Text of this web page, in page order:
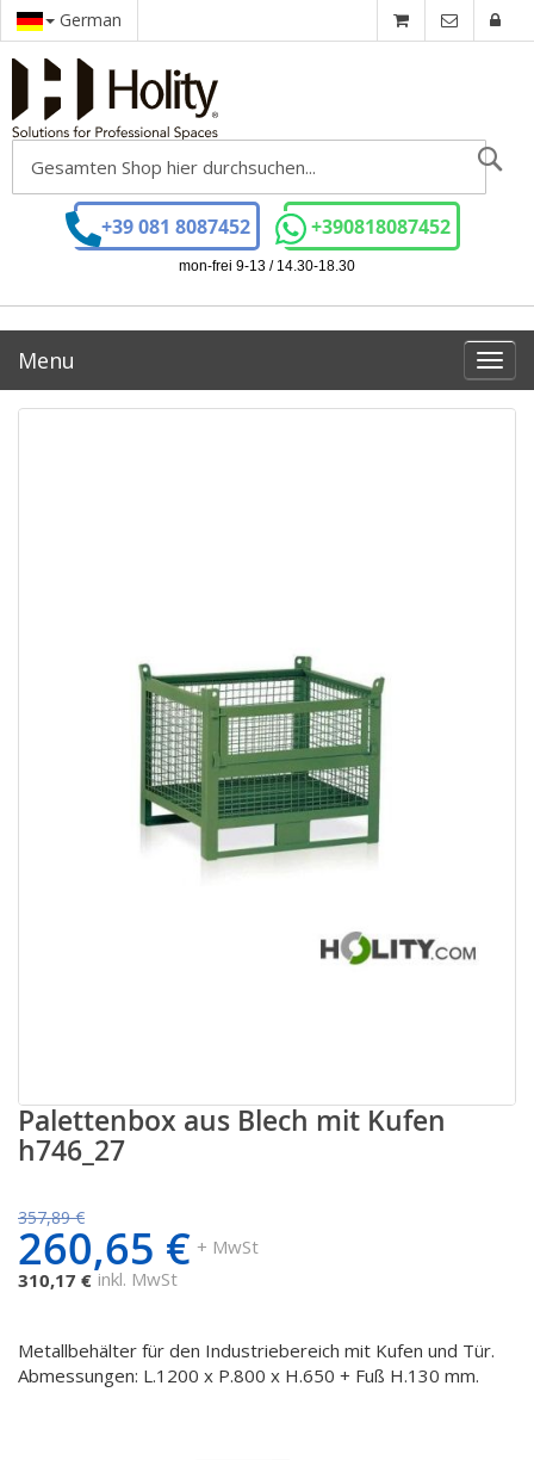
German
+39 081 8087452 +390818087452
mon-frei 9-13 / 14.30-18.30
Menu
Palettenbox aus Blech mit Kufen
h746_27
357,89 €
260,65 € + MwSt
310,17 € inkl. MwSt
Metallbehälter für den Industriebereich mit Kufen und Tür.
Abmessungen: L.1200 x P.800 x H.650 + Fuß H.130 mm.
Zum
Zum
Anfang
der
springen